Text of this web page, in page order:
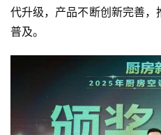
代升级，产品不断创新完善
普及。